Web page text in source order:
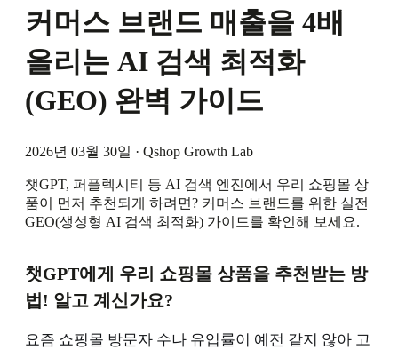
커머스 브랜드 매출을 4배
올리는 AI 검색 최적화
(GEO) 완벽 가이드
2026년 03월 30일 · Qshop Growth Lab
챗GPT, 퍼플렉시티 등 AI 검색 엔진에서 우리 쇼핑몰 상
품이 먼저 추천되게 하려면? 커머스 브랜드를 위한 실전
GEO(생성형 AI 검색 최적화) 가이드를 확인해 보세요.
챗GPT에게 우리 쇼핑몰 상품을 추천받는 방
법! 알고 계신가요?
요즘 쇼핑몰 방문자 수나 유입률이 예전 같지 않아 고